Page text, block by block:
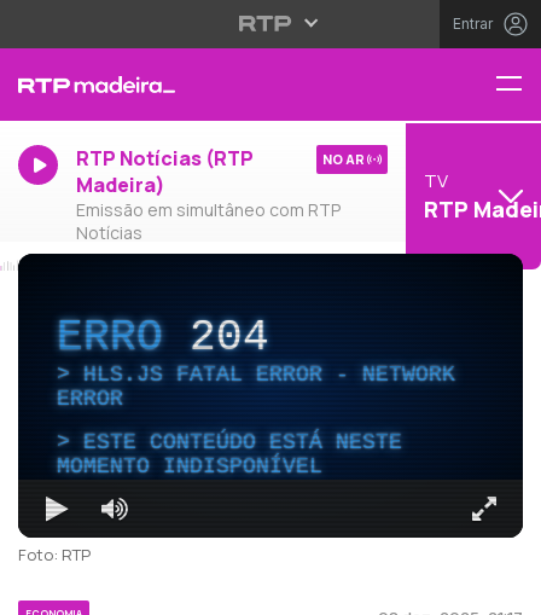
Entrar
RTP Notícias (RTP
Madeira)
Emissão em simultâneo com RTP
Notícias
NO AR
TV
RTP
ERRO204
HLS.JS FATAL ERROR - NETWORK
ERROR
ESTE CONTEÚDO ESTÁ NESTE
MOMENTO INDISPONÍVEL
Foto: RTP